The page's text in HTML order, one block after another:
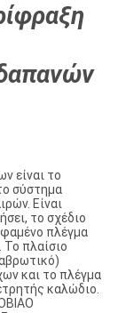
είναι το
σύστημα
Είναι
το σχέδιο
πλέγμα
πλαίσιο
και το πλέγμα
καλώδιο.